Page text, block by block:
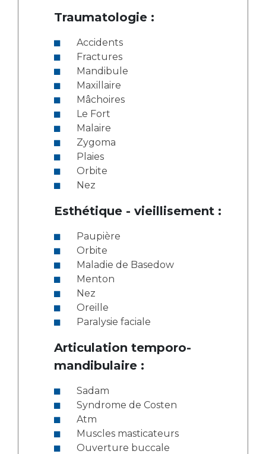
Traumatologie :
Accidents
Fractures
Mandibule
Maxillaire
Mâchoires
Le Fort
Malaire
Zygoma
Plaies
Orbite
Nez
Esthétique - vieillisement :
Paupière
Orbite
Maladie de Basedow
Menton
Nez
Oreille
Paralysie faciale
Articulation temporo-
mandibulaire :
Sadam
Syndrome de Costen
Atm
Muscles masticateurs
Ouverture buccale